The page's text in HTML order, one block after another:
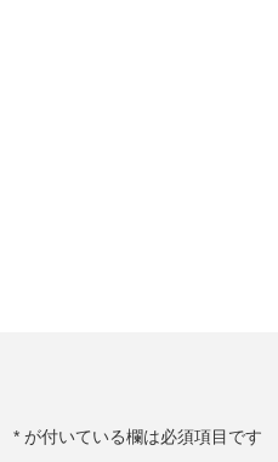
* が付いている欄は必須項目です